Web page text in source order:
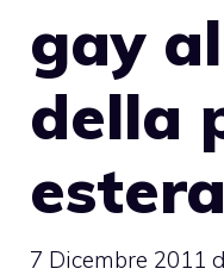
gay
della
estera
7 Dicembre 2011